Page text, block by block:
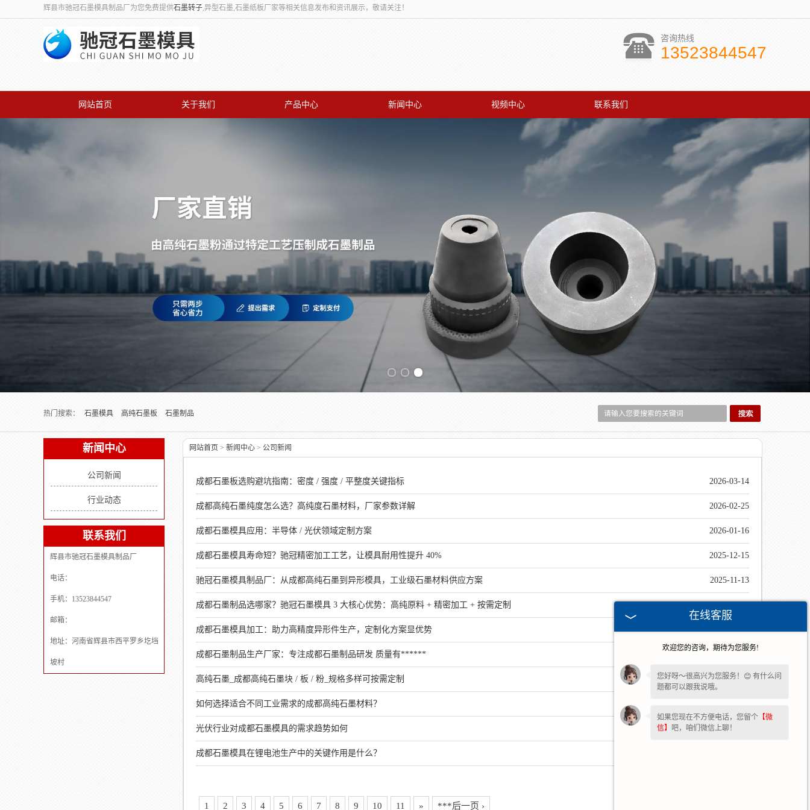
辉县市驰冠石墨模具制品厂为您免费提供石墨转子,异型石墨,石墨纸板厂家等相关信息发布和资讯展示，敬请关注！
咨询热线
13523844547
网站首页 关于我们 产品中心 新闻中心 视频中心 联系我们
热门搜索：
石墨模具 高纯石墨板 石墨制品
新闻中心
公司新闻
行业动态
联系我们
辉县市驰冠石墨模具制品厂
电话：
手机：13523844547
邮箱：
地址：河南省辉县市西平罗乡圪垱
坡村
网站首页 > 新闻中心 > 公司新闻
2026-03-14
成都石墨板选购避坑指南：密度 / 强度 / 平整度关键指标
2026-02-25
成都高纯石墨纯度怎么选？高纯度石墨材料，厂家参数详解
2026-01-16
成都石墨模具应用：半导体 / 光伏领域定制方案
2025-12-15
成都石墨模具寿命短？驰冠精密加工工艺，让模具耐用性提升 40%
2025-11-13
驰冠石墨模具制品厂：从成都高纯石墨到异形模具，工业级石墨材料供应方案
成都石墨制品选哪家？驰冠石墨模具 3 大核心优势：高纯原料 + 精密加工 + 按需定制
2025-09-15
成都石墨模具加工：助力高精度异形件生产，定制化方案显优势
成都石墨制品生产厂家：专注成都石墨制品研发 质量有******
2025-07-18
高纯石墨_成都高纯石墨块 / 板 / 粉_规格多样可按需定制
如何选择适合不同工业需求的成都高纯石墨材料？
2025-05-24
光伏行业对成都石墨模具的需求趋势如何
成都石墨模具在锂电池生产中的关键作用是什么？
1 2 3 4 5 6 7 8 9 10 11 » ***后一页 ›
在线客服
欢迎您的咨询，期待为您服务!
您好呀～很高兴为您服务！😊 有什么问
题都可以跟我说哦。
如果您现在不方便电话，您留个 【微
信】 吧，咱们微信上聊！